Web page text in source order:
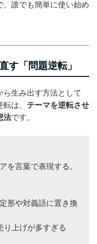
、誰でも簡単に使い始め
す「問題逆転」
生み出す方法として
は、 テーマを逆転させ
法です。
を言葉で表現する。
形や対義語に置き換
上げが多すぎる